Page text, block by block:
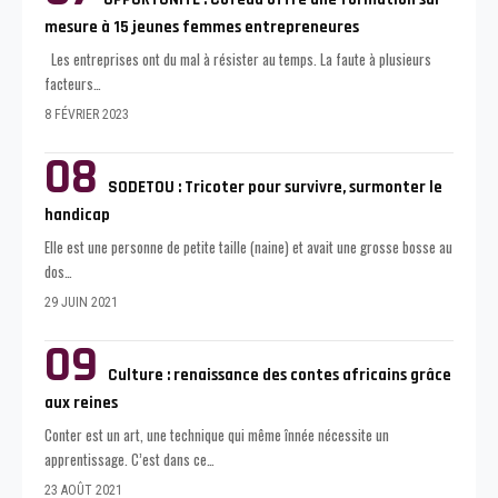
mesure à 15 jeunes femmes entrepreneures
Les entreprises ont du mal à résister au temps. La faute à plusieurs
facteurs
8 FÉVRIER 2023
SODETOU : Tricoter pour survivre, surmonter le
handicap
Elle est une personne de petite taille (naine) et avait une grosse bosse au
dos
29 JUIN 2021
Culture : renaissance des contes africains grâce
aux reines
Conter est un art, une technique qui même înnée nécessite un
apprentissage. C’est dans ce
23 AOÛT 2021